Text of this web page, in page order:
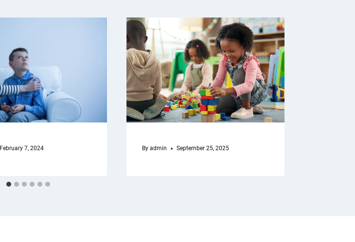
February 7, 2024 By admin September 25, 2025